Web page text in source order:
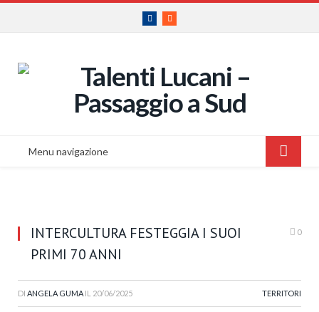
Facebook
RSS
Menu navigazione
INTERCULTURA FESTEGGIA I SUOI
PRIMI 70 ANNI
0
DI ANGELA GUMA IL 20/06/2025 TERRITORI